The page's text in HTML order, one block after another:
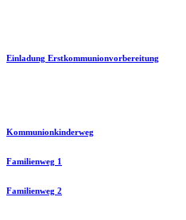
Einladung Erstkommunionvorbereitung
Kommunionkinderweg
Familienweg 1
Familienweg 2